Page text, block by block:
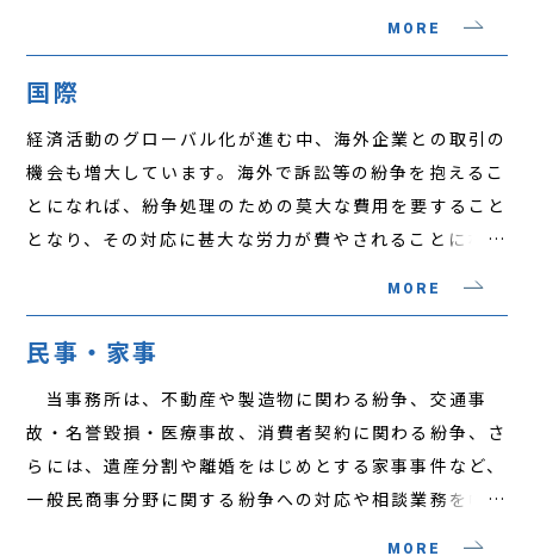
に関する契約書の作成等を日常的に行っており、自社の
知的財産権を侵害した第三者に対する訴訟や、知的財産
権の侵害を主張された訴訟を多く経験しており、知的財
るまでの法務サポートを提供しています。
ており、これら法律の不遵守は企業活動に重大な影響を
間には、情報の質量において格差があることから、消費
者契約法や特定商取引法は、消費者保護の観点から企業
の事業活動を規制し、企業が取り扱う商品等の表示が消
費者を誤認させることがないように、景品表示法その他
の法律が表示に関する規制を行っています。 当事務
所では、幅広い業種の企業から、日常的な企業活動が独
占禁止法等に照らし不当なものと評価されることがない
切でないかといった相談を受け、企業活動が関連する法
令を遵守して適正に行われることを確保するための法務
サポートを提供しています。
MORE
国際
経済活動のグローバル化が進む中、海外企業との取引の
機会も増大しています。海外で訴訟等の紛争を抱えるこ
とになれば、紛争処理のための莫大な費用を要すること
となり、その対応に甚大な労力が費やされることになり
に、海外企業との英語で作成された契約書を、英語を理
は、英語で作成された契約書をチェックし、やむを得ず
国際的紛争が生じた場合、海外の法律事務所と連携し対
処する国際的な法務サポートを提供できる体制を整えて
います。
MORE
民事・家事
当事務所は、不動産や製造物に関わる紛争、交通事
故・名誉毀損・医療事故、消費者契約に関わる紛争、さ
らには、遺産分割や離婚をはじめとする家事事件など、
一般民商事分野に関する紛争への対応や相談業務を幅広
MORE